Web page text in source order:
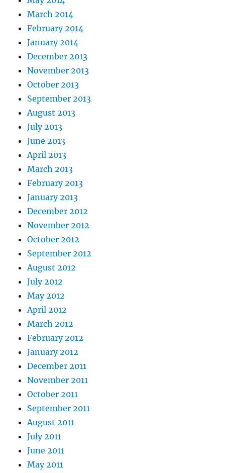
March 2014
February 2014
January 2014
December 2013
November 2013
October 2013
September 2013
August 2013
July 2013
June 2013
April 2013
March 2013
February 2013
January 2013
December 2012
November 2012
October 2012
September 2012
August 2012
July 2012
May 2012
April 2012
March 2012
February 2012
January 2012
December 2011
November 2011
October 2011
September 2011
August 2011
July 2011
June 2011
May 2011